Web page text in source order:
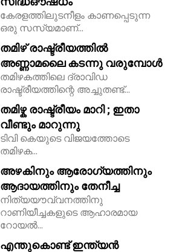
കേരളത്തിലുടനീളം കാണപ്പെടുന്ന
ഒരു സസ്യമാണ്...
തമിഴ് രാഷ്ട്രീയത്തിൽ
അണ്ണാമലൈ കടന്നു വരുമ്പോൾ
തമിഴകത്തിലെ ദ്രാവിഡ
രാഷ്ട്രീയത്തിന്റെ അച്ചുതണ്ട്...
തമിഴ്ക രാഷ്ട്രീയം മാറി ; ഇതാ
വീണ്ടും മാറുന്നു
ടിവി കെയുടെ വിജയത്തോടെ
തമിഴക...
അഴകിനും ആരോഗ്യത്തിനും
ആദായത്തിനും തേനീച്ച
നിത്യയൗവ്വനത്തിനു
റാണിയീച്ചകളുടെ ആഹാരമായ
റോയല്‍...
എന്തുകൊണ്ട് ഇന്ത്യൻ